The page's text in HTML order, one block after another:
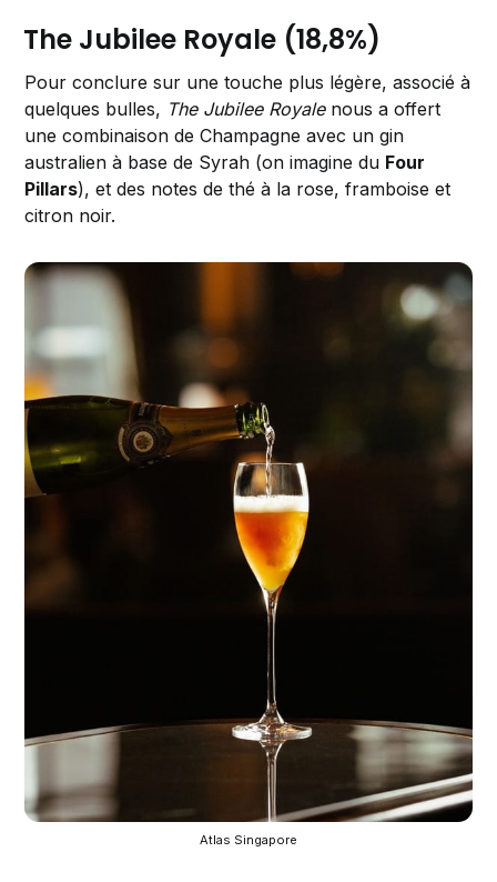
The Jubilee Royale (18,8%)
Pour conclure sur une touche plus légère, associé à
quelques bulles, The Jubilee Royalenous a offert
une combinaison de Champagne avec un gin
australien à base de Syrah (on imagine du Four
Pillars), et des notes de thé à la rose, framboise et
citron noir.
Atlas Singapore